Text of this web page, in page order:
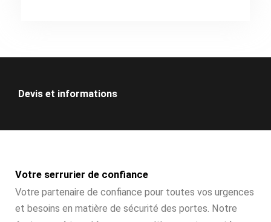
Devis et informations
Votre serrurier de confiance
Votre partenaire de confiance pour toutes vos urgences
et besoins en matière de sécurité des portes. Notre